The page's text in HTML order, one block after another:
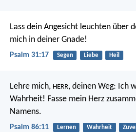
Lass dein Angesicht leuchten über
mich in deiner Gnade!
Psalm 31:17 Segen Liebe Heil
Lehre mich, HERR, deinen Weg: Ich
Wahrheit! Fasse mein Herz
Namens.
Psalm 86:11 Lernen Wahrheit